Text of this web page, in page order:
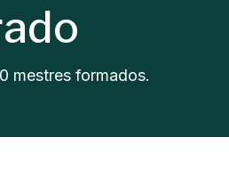
mestres formados.